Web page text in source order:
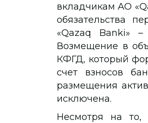
вкладчикам АО
обязательства
«Qazaq Banki»
Возмещение в
КФГД, который
счет взносов
размещения
исключена.
Несмотря на то,